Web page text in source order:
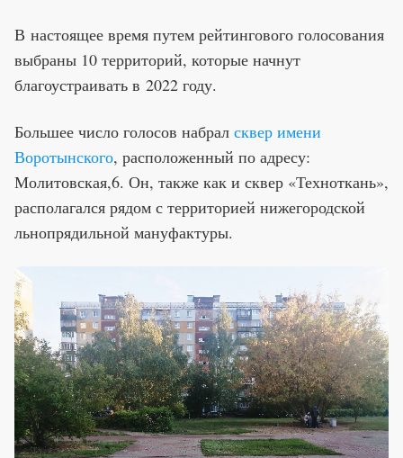
В настоящее время путем рейтингового голосования
выбраны 10 территорий, которые начнут
благоустраивать в 2022 году.
Большее число голосов набрал сквер имени
Воротынского, расположенный по адресу:
Молитовская,6. Он, также как и сквер «Техноткань»,
располагался рядом с территорией нижегородской
льнопрядильной мануфактуры.